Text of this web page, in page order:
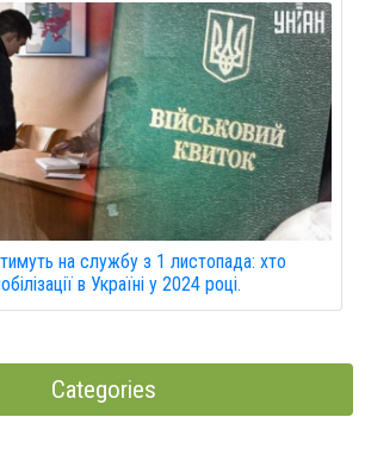
на службу з 1 листопада: хто
в Україні у 2024 році.
Categories